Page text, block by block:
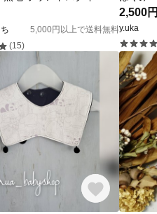
5,000円以上で送料無料
(15)
2,500円
y.uka